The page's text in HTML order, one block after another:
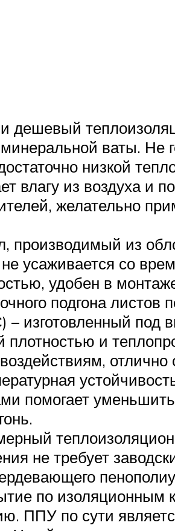
дешевый
ваты.
низкой
влагу из воздуха и
желательно
производимый из
усаживается со
удобен в
подгона листов
изготовленный под
и
помогает
не требует
по изоляционным
ППУ по сути